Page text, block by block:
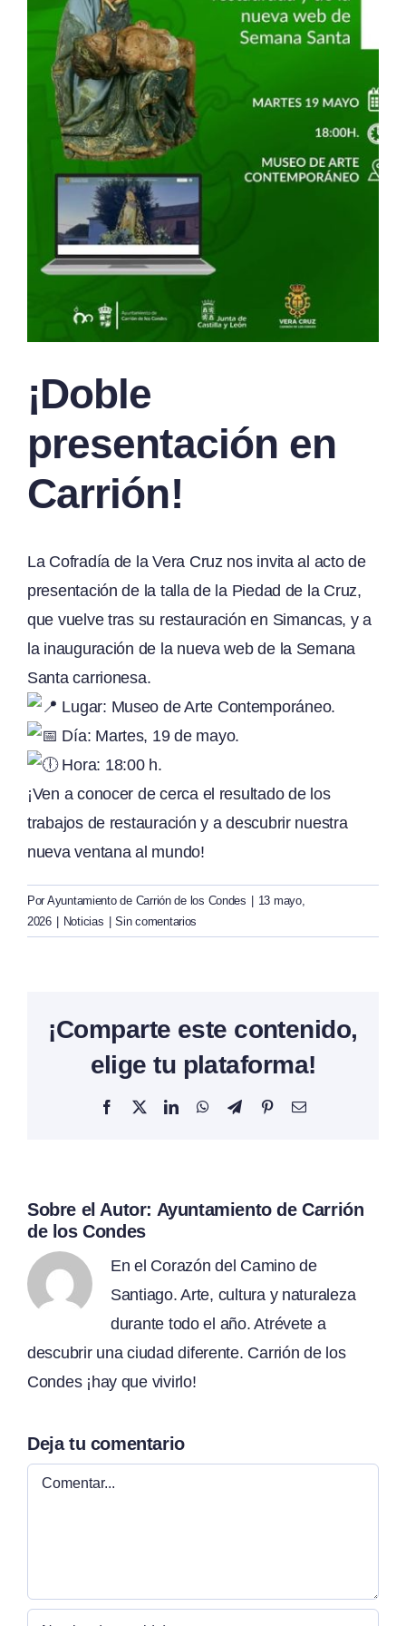
¡Doble
presentación en
Carrión!
La Cofradía de la Vera Cruz nos invita al acto de
presentación de la talla de la Piedad de la Cruz,
que vuelve tras su restauración en Simancas, y a
la inauguración de la nueva web de la Semana
Santa carrionesa.
Lugar: Museo de Arte Contemporáneo.
Día: Martes, 19 de mayo.
Hora: 18:00 h.
¡Ven a conocer de cerca el resultado de los
trabajos de restauración y a descubrir nuestra
nueva ventana al mundo!
Por Ayuntamiento de Carrión de los Condes
13 mayo,
2026
Noticias Sin comentarios
¡Comparte este contenido,
elige tu plataforma!
Facebook
X LinkedInWhatsAppTelegramPinterestCorreo
Sobre el Autor: Ayuntamiento de Carrión
de los Condes
En el Corazón del Camino de
Santiago. Arte, cultura y naturaleza
durante todo el año. Atrévete a
descubrir una ciudad diferente. Carrión de los
Condes ¡hay que vivirlo!
Deja tu comentario
Comentar